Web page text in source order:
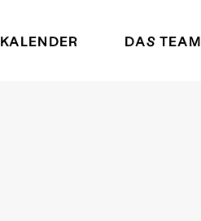
KALENDER DAS TEAM